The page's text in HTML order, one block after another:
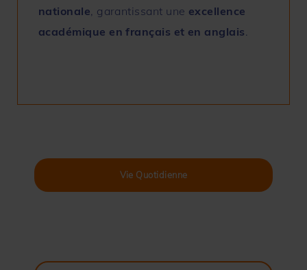
nationale , garantissant une excellence
académique en français et en anglais
Vie Quotidienne